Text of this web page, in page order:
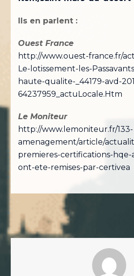
Ils en parlent :
Ouest France
http://www.ouest-france.fr/
Le-lotissement-les-
haute-qualite-_44179-avd-
64237959_actuLocale.Htm
Le Moniteur
http://www.lemoniteur.fr/133-
amenagement/article/
premieres-certifications-
ont-ete-remises-par-certivea